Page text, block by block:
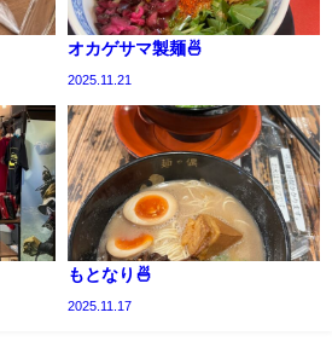
オカゲサマ製麺🍜
2025.11.21
もとなり🍜
2025.11.17